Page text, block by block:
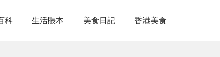
科 生活賬本 美食日記 香港美食